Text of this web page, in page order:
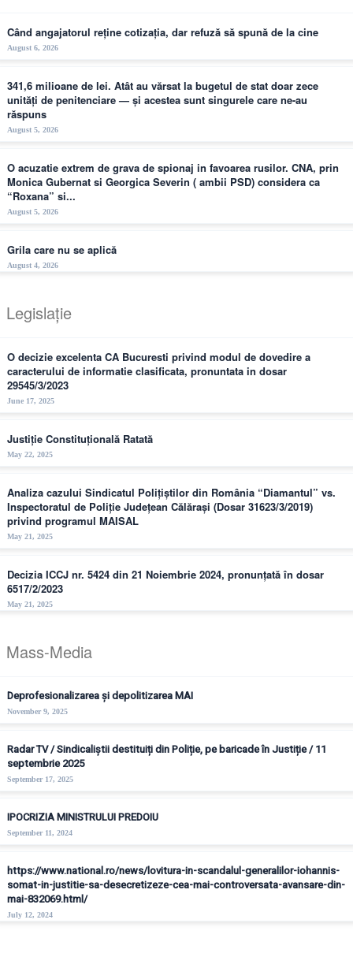
Când angajatorul reține cotizația, dar refuză să spună de la cine
August 6, 2026
341,6 milioane de lei. Atât au vărsat la bugetul de stat doar zece
unități de penitenciare — și acestea sunt singurele care ne-au
răspuns
August 5, 2026
O acuzatie extrem de grava de spionaj in favoarea rusilor. CNA, prin
Monica Gubernat si Georgica Severin ( ambii PSD) considera ca
“Roxana” si...
August 5, 2026
Grila care nu se aplică
August 4, 2026
Legislație
O decizie excelenta CA Bucuresti privind modul de dovedire a
caracterului de informatie clasificata, pronuntata in dosar
29545/3/2023
June 17, 2025
Justiție Constituțională Ratată
May 22, 2025
Analiza cazului Sindicatul Polițiștilor din România “Diamantul” vs.
Inspectoratul de Poliție Județean Călărași (Dosar 31623/3/2019)
privind programul MAISAL
May 21, 2025
Decizia ICCJ nr. 5424 din 21 Noiembrie 2024, pronunțată în dosar
6517/2/2023
May 21, 2025
Mass-Media
Deprofesionalizarea și depolitizarea MAI
November 9, 2025
Radar TV / Sindicaliștii destituiți din Poliție, pe baricade în Justiție / 11
septembrie 2025
September 17, 2025
IPOCRIZIA MINISTRULUI PREDOIU
September 11, 2024
https://www.national.ro/news/lovitura-in-scandalul-generalilor-iohannis-
somat-in-justitie-sa-desecretizeze-cea-mai-controversata-avansare-din-
mai-832069.html/
July 12, 2024